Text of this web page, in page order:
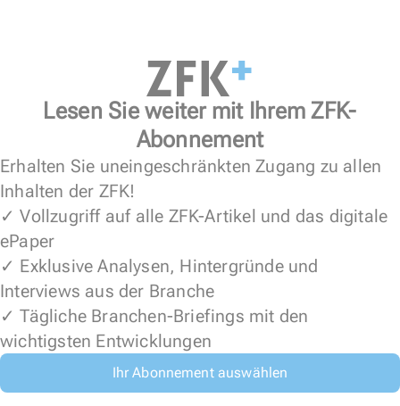
Lesen Sie weiter mit Ihrem ZFK-
Abonnement
Erhalten Sie uneingeschränkten Zugang zu allen
Inhalten der ZFK!
✓ Vollzugriff auf alle ZFK-Artikel und das digitale
ePaper
✓ Exklusive Analysen, Hintergründe und
Interviews aus der Branche
✓ Tägliche Branchen-Briefings mit den
wichtigsten Entwicklungen
Ihr Abonnement auswählen